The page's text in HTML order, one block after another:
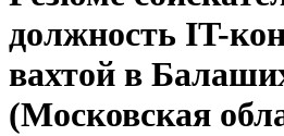
должность IT-
вахтой в
(Московская